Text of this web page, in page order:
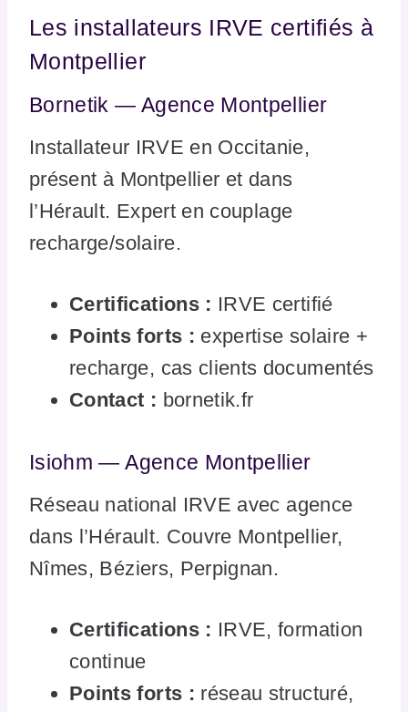
Les installateurs IRVE certifiés à
Montpellier
Bornetik — Agence Montpellier
Installateur IRVE en Occitanie,
présent à Montpellier et dans
l’Hérault. Expert en couplage
recharge/solaire.
Certifications : IRVE certifié
Points forts : expertise solaire +
recharge, cas clients documentés
Contact : bornetik.fr
Isiohm — Agence Montpellier
Réseau national IRVE avec agence
dans l’Hérault. Couvre Montpellier,
Nîmes, Béziers, Perpignan.
Certifications : IRVE, formation
continue
Points forts : réseau structuré,